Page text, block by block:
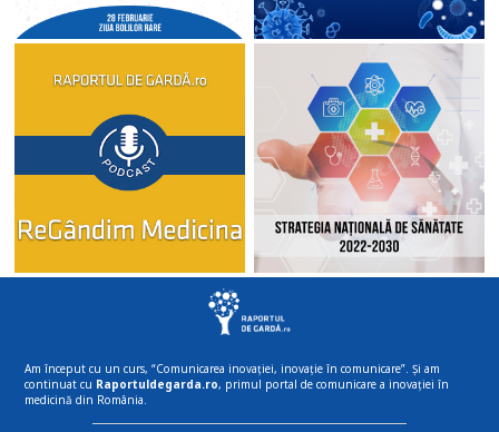
Am început cu un curs, “Comunicarea inovației, inovație în comunicare”. Și am
continuat cu Raportuldegarda.ro, primul portal de comunicare a inovației în
medicină din România.